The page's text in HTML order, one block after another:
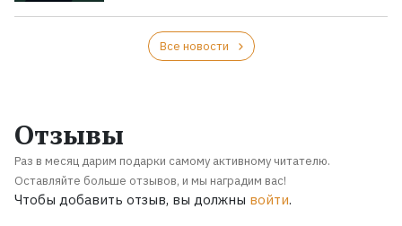
Все новости
Отзывы
Раз в месяц дарим подарки самому активному читателю.
Оставляйте больше отзывов, и мы наградим вас!
Чтобы добавить отзыв, вы должны войти.